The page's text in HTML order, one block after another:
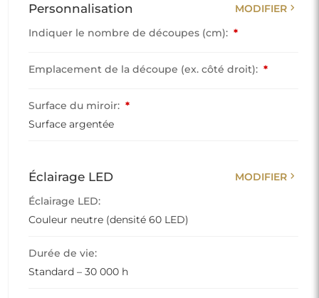
Personnalisation MODIFIER chevron_right
Indiquer le nombre de découpes (cm): *
Emplacement de la découpe (ex. côté droit): *
Surface du miroir: *
Surface argentée
Éclairage LED MODIFIER chevron_right
Éclairage LED:
Couleur neutre (densité 60 LED)
Durée de vie:
Standard – 30 000 h